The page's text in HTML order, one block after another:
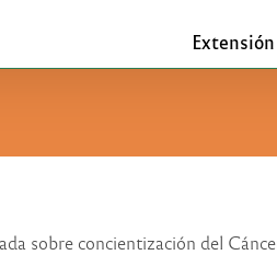
Extensión
sobre concientización del